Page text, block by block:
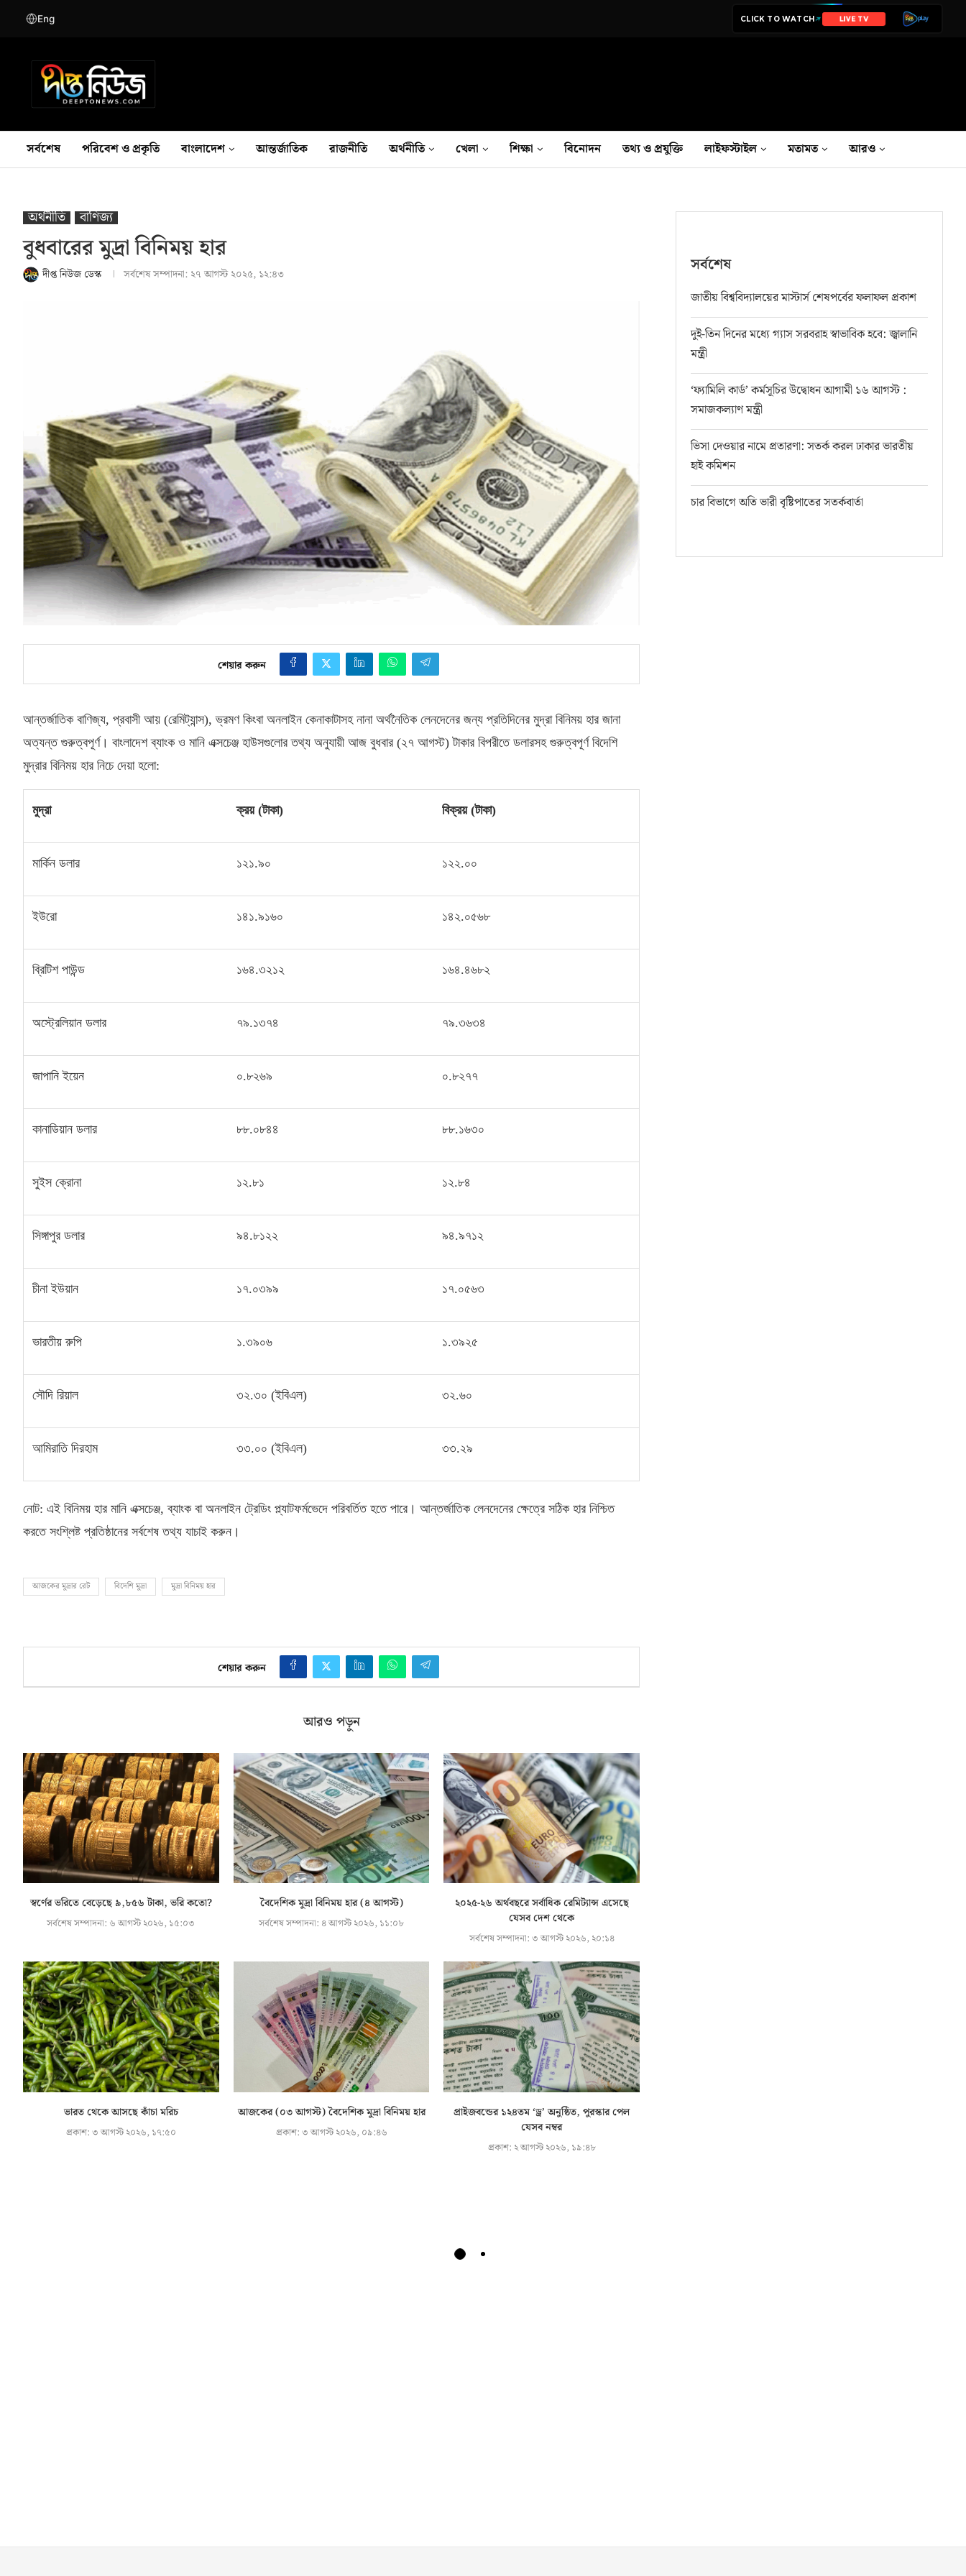
Eng CLICK TO WATCH NEWS
সর্বশেষ পরিবেশ ও প্রকৃতি বাংলাদেশ আন্তর্জাতিক রাজনীতি অর্থনীতি খেলা শিক্ষা বিনোদন তথ‍্য ও প্রযুক্তি লাইফস্টাইল মতামত আরও
অর্থনীতি বাণিজ্য
বুধবারের মুদ্রা বিনিময় হার
দীপ্ত নিউজ ডেস্ক সর্বশেষ সম্পাদনা: ২৭ আগস্ট ২০২৫, ১২:৪৩
শেয়ার করুন
আন্তর্জাতিক বাণিজ্য, প্রবাসী আয় (রেমিট্যান্স),ভ্রমণ কিংবা অনলাইন কেনাকাটাসহ নানা অর্থনৈতিক লেনদেনের জন্য প্রতিদিনের মুদ্রা বিনিময় হার জানা
অত্যন্ত গুরুত্বপূর্ণ। বাংলাদেশ ব্যাংক ও মানি এক্সচেঞ্জ হাউসগুলোর তথ্য অনুযায়ী আজ বুধবার (২৭ আগস্ট)টাকার বিপরীতে ডলারসহ গুরুত্বপূর্ণ বিদেশি
মুদ্রার বিনিময় হার নিচে দেয়া হলো:
মুদ্রা ক্রয় (টাকা) বিক্রয় (টাকা)
মার্কিন ডলার ১২১.৯০ ১২২.০০
ইউরো ১৪১.৯১৬০ ১৪২.০৫৬৮
ব্রিটিশ পাউন্ড ১৬৪.৩২১২ ১৬৪.৪৬৮২
অস্ট্রেলিয়ান ডলার ৭৯.১৩৭৪ ৭৯.৩৬৩৪
জাপানি ইয়েন ০.৮২৬৯ ০.৮২৭৭
কানাডিয়ান ডলার ৮৮.০৮৪৪ ৮৮.১৬৩০
সুইস ক্রোনা ১২.৮১ ১২.৮৪
সিঙ্গাপুর ডলার ৯৪.৮১২২ ৯৪.৯৭১২
চীনা ইউয়ান ১৭.০৩৯৯ ১৭.০৫৬৩
ভারতীয় রুপি ১.৩৯০৬ ১.৩৯২৫
সৌদি রিয়াল ৩২.৩০ (ইবিএল) ৩২.৬০
আমিরাতি দিরহাম ৩৩.০০ (ইবিএল) ৩৩.২৯
নোট: এই বিনিময় হার মানি এক্সচেঞ্জ,ব্যাংক বা অনলাইন ট্রেডিং প্ল্যাটফর্মভেদে পরিবর্তিত হতে পারে। আন্তর্জাতিক লেনদেনের ক্ষেত্রে সঠিক হার নিশ্চিত
করতে সংশ্লিষ্ট প্রতিষ্ঠানের সর্বশেষ তথ্য যাচাই করুন।
আজকের মুদ্রার রেট বিদেশি মুদ্রা মুদ্রা বিনিময় হার
শেয়ার করুন
আরও পড়ুন
স্বর্ণের ভরিতে বেড়েছে ৯,৮৫৬ টাকা, ভরি কতো?
সর্বশেষ সম্পাদনা: ৬ আগস্ট ২০২৬, ১৫:০৩
বৈদেশিক মুদ্রা বিনিময় হার (৪ আগস্ট)
সর্বশেষ সম্পাদনা: ৪ আগস্ট ২০২৬, ১১:০৮
২০২৫-২৬ অর্থবছরে সর্বাধিক রেমিট্যান্স এসেছে
যেসব দেশ থেকে
সর্বশেষ সম্পাদনা:৩ আগস্ট ২০২৬, ২০:১৪
ভারত থেকে আসছে কাঁচা মরিচ
প্রকাশ:৩ আগস্ট ২০২৬, ১৭:৫০
আজকের (০৩ আগস্ট) বৈদেশিক মুদ্রা বিনিময় হার
প্রকাশ:৩ আগস্ট ২০২৬, ০৯:৪৬
প্রাইজবন্ডের ১২৪তম ‘ড্র’ অনুষ্ঠিত, পুরস্কার পেল
যেসব নম্বর
প্রকাশ: ২ আগস্ট ২০২৬, ১৯:৪৮
সর্বশেষ
জাতীয় বিশ্ববিদ্যালয়ের মাস্টার্স শেষপর্বের ফলাফল প্রকাশ
দুই-তিন দিনের মধ্যে গ্যাস সরবরাহ স্বাভাবিক হবে: জ্বালানি
মন্ত্রী
‘ফ্যামিলি কার্ড’ কর্মসূচির উদ্বোধন আগামী ১৬ আগস্ট :
সমাজকল্যাণ মন্ত্রী
ভিসা দেওয়ার নামে প্রতারণা: সতর্ক করল ঢাকার ভারতীয়
হাই কমিশন
চার বিভাগে অতি ভারী বৃষ্টিপাতের সতর্কবার্তা